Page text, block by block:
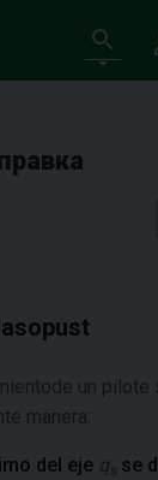
un
manera:
del eje qs se